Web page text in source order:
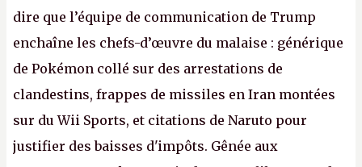
dire que l’équipe de communication de Trump
enchaîne les chefs-d’œuvre du malaise : générique
de Pokémon collé sur des arrestations de
clandestins, frappes de missiles en Iran montées
sur du Wii Sports, et citations de Naruto pour
justifier des baisses d'impôts. Gênée aux